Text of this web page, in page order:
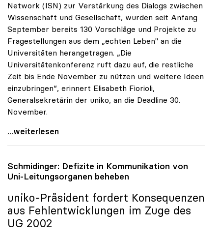
Network (ISN) zur Verstärkung des Dialogs zwischen
Wissenschaft und Gesellschaft, wurden seit Anfang
September bereits 130 Vorschläge und Projekte zu
Fragestellungen aus dem „echten Leben" an die
Universitäten herangetragen. „Die
Universitätenkonferenz ruft dazu auf, die restliche
Zeit bis Ende November zu nützen und weitere Ideen
einzubringen“, erinnert Elisabeth Fiorioli,
Generalsekretärin der uniko, an die Deadline 30.
November.
Ö1-Hörsaal: Bisher 130 Ideen zum Dialog mit
...weiterlesen
Schmidinger: Defizite in Kommunikation von
Uni-Leitungsorganen beheben
uniko-Präsident fordert Konsequenzen
aus Fehlentwicklungen im Zuge des
UG 2002